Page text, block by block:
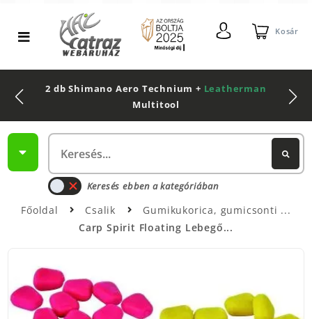
Kosár
2 db Shimano Aero Technium + Leatherman
Multitool
Keresés ebben a kategóriában
Főoldal Csalik
Gumikukorica, gumicsonti
Carp Spirit Floating Lebegő...